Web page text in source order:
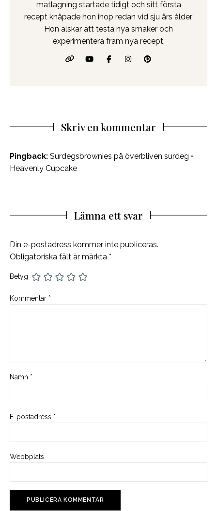
matlagning startade tidigt och sitt första
recept knåpade hon ihop redan vid sju års ålder.
Hon älskar att testa nya smaker och
experimentera fram nya recept.
Skriv en kommentar
Pingback: Surdegsbrownies på överbliven surdeg •
Heavenly Cupcake
Lämna ett svar
Din e-postadress kommer inte publiceras.
Obligatoriska fält är märkta *
Betyg
Kommentar *
Namn *
E-postadress *
Webbplats